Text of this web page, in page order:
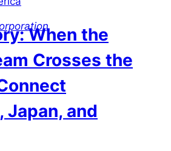
When the
Crosses the
Japan, and